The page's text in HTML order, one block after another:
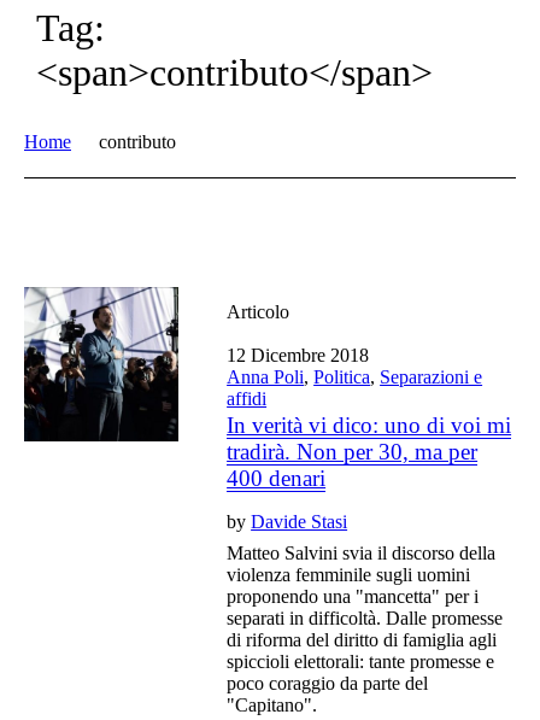
Tag:
<span>contributo</span>
Home contributo
Articolo
12 Dicembre 2018
Anna Poli,Politica, Separazioni e
affidi
In verità vi dico: uno di voi mi
tradirà. Non per 30, ma per
400 denari
byDavide Stasi
Matteo Salvini svia il discorso della
violenza femminile sugli uomini
proponendo una "mancetta" per i
separati in difficoltà. Dalle promesse
di riforma del diritto di famiglia agli
spiccioli elettorali: tante promesse e
poco coraggio da parte del
"Capitano".